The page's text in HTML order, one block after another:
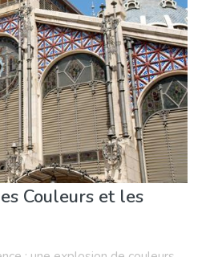
Couleurs et les